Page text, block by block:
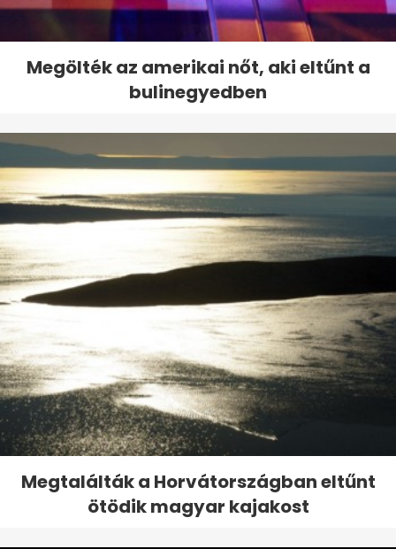
Megölték az amerikai nőt, aki eltűnt a
bulinegyedben
Megtalálták a Horvátországban eltűnt
ötödik magyar kajakost